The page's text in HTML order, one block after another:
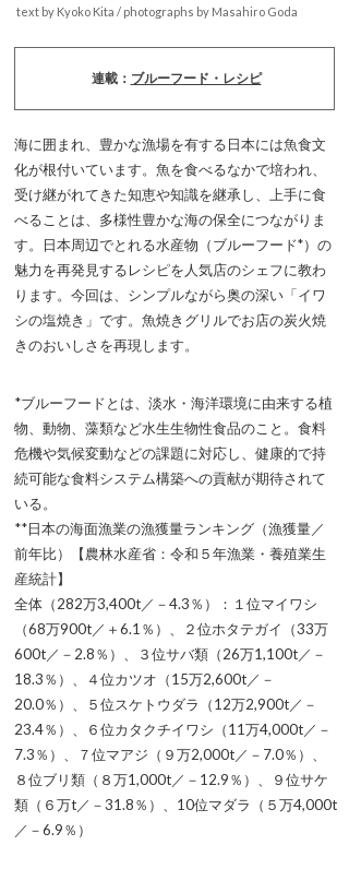
text by Kyoko Kita / photographs by Masahiro Goda
連載： ブルーフード・レシピ
海に囲まれ、豊かな漁場を有する日本には魚食文
化が根付いています。魚を食べるなかで培われ、
受け継がれてきた知恵や知識を継承し、上手に食
べることは、多様性豊かな海の保全につながりま
す。日本周辺でとれる水産物（ブルーフード*）の
魅力を再発見するレシピを人気店のシェフに教わ
ります。今回は、シンプルながら奥の深い「イワ
シの塩焼き」です。魚焼きグリルでお店の炭火焼
きのおいしさを再現します。
*ブルーフードとは、淡水・海洋環境に由来する植
物、動物、藻類など水生生物性食品のこと。食料
危機や気候変動などの課題に対応し、健康的で持
続可能な食料システム構築への貢献が期待されて
いる。
**日本の海面漁業の漁獲量ランキング（漁獲量／
前年比）【農林水産省：令和５年漁業・養殖業生
産統計】
全体（282万3,400t／－4.3％）：１位マイワシ
（68万900t／＋6.1％）、２位ホタテガイ（33万
600t／－2.8％）、３位サバ類（26万1,100t／－
18.3％）、４位カツオ（15万2,600t／－
20.0％）、５位スケトウダラ（12万2,900t／－
23.4％）、６位カタクチイワシ（11万4,000t／－
7.3％）、７位マアジ（９万2,000t／－7.0％）、
８位ブリ類（８万1,000t／－12.9％）、９位サケ
類（６万t／－31.8％）、10位マダラ（５万4,000t
／－6.9％）